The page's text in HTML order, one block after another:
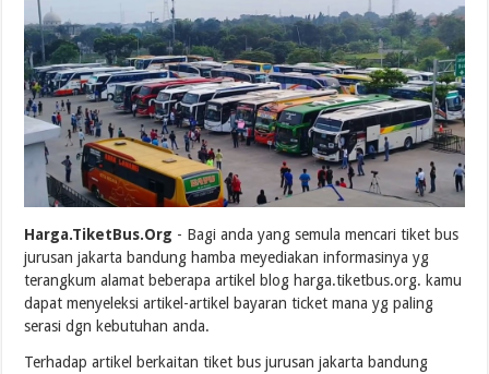
Harga.TiketBus.Org - Bagi anda yang semula mencari tiket bus
jurusan jakarta bandung hamba meyediakan informasinya yg
terangkum alamat beberapa artikel blog harga.tiketbus.org. kamu
dapat menyeleksi artikel-artikel bayaran ticket mana yg paling
serasi dgn kebutuhan anda.
Terhadap artikel berkaitan tiket bus jurusan jakarta bandung